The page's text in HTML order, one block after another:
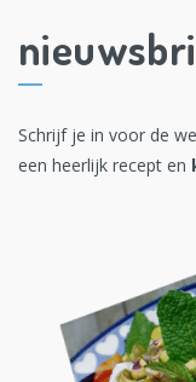
Schrijf je in voor de
een heerlijk recept en